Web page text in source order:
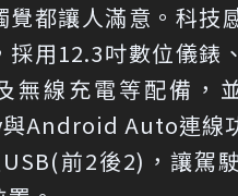
覺都讓人滿意。科技
採用12.3吋數位儀錶
無線充電等配備，
Android Auto連線
前2後2)，讓駕